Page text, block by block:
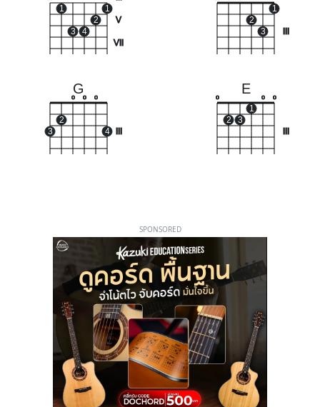
V
VII
1
3 4
2
1
2
3
1
G
3
2
o o o
4
E
o
2 3
1
o o
SPONSORED